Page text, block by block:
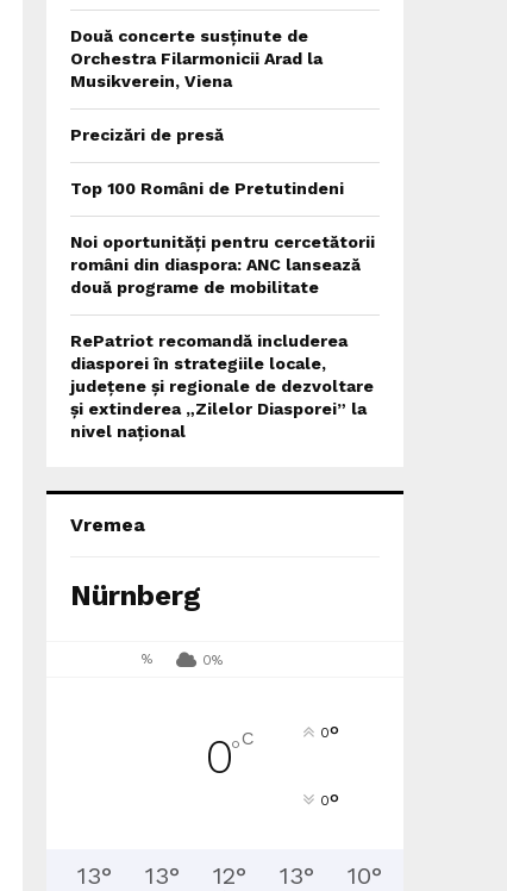
Două concerte susținute de
Orchestra Filarmonicii Arad la
Musikverein, Viena
Precizări de presă
Top 100 Români de Pretutindeni
Noi oportunități pentru cercetătorii
români din diaspora: ANC lansează
două programe de mobilitate
RePatriot recomandă includerea
diasporei în strategiile locale,
județene și regionale de dezvoltare
și extinderea „Zilelor Diasporei” la
nivel național
Vremea
Nürnberg
% 0%
0°C 0°
0°
13° 13° 12° 13° 10°